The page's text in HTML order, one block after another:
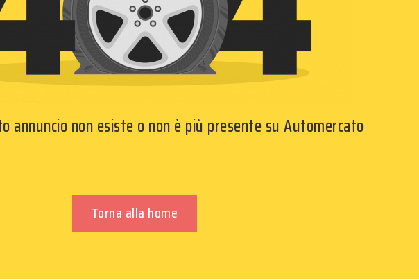
annuncio non esiste o non è più presente su Automercato
Torna alla home